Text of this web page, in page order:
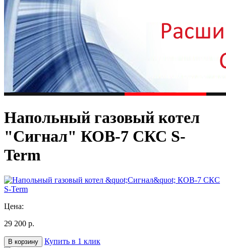
Напольный газовый котел
"Сигнал" КОВ-7 СКС S-
Term
Цена:
29 200 р.
В корзину Купить в 1 клик